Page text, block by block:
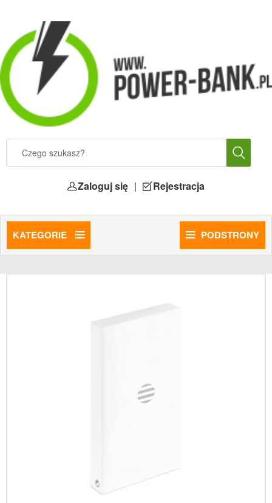
Zaloguj się | Rejestracja
KATEGORIE PODSTRONY